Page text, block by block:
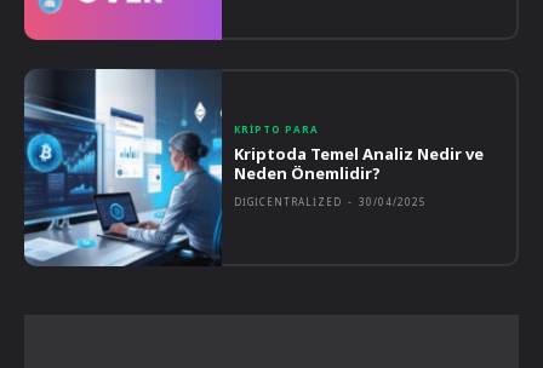
KRIPTO PARA
Kriptoda Temel Analiz Nedir ve
Neden Önemlidir?
DIGICENTRALIZED - 30/04/2025